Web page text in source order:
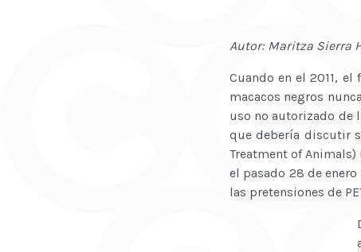
Autor: Maritza Sierra
Cuando en el 2011,
macacos negros
uso no autorizado de
que debería discutir
Treatment of
el pasado 28 de
las pretensiones de